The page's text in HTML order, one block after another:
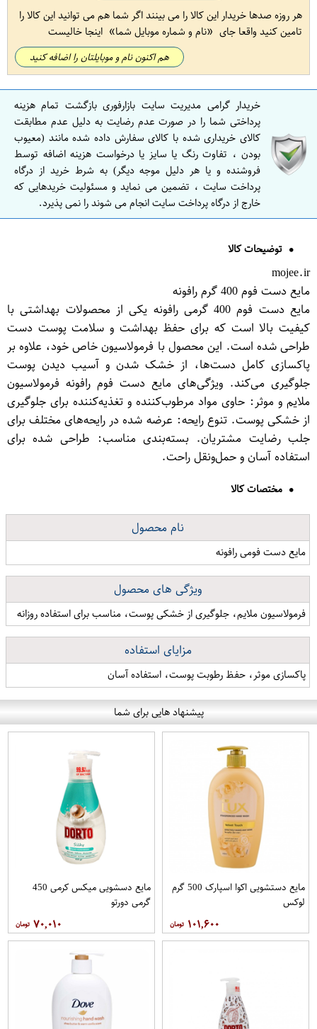
هر روزه صدها خریدار این کالا را می بینند اگر شما هم می توانید این کالا را
تامین کنید واقعا جای
نام و شماره موبایل شما اینجا خالیست
هم اکنون نام و موبایلتان را اضافه کنید
خریدار گرامی مدیریت سایت بازارفوری بازگشت تمام هزینه
پرداختی شما را در صورت عدم رضایت به دلیل عدم مطابقت
کالای خریداری شده با کالای سفارش داده شده مانند (معیوب
بودن ، تفاوت رنگ یا سایز یا درخواست هزینه اضافه توسط
فروشنده و یا هر دلیل موجه دیگر) به شرط خرید از درگاه
پرداخت سایت ، تضمین می نماید و مسئولیت خریدهایی که
خارج از درگاه پرداخت سایت انجام می شوند را نمی پذیرد.
توضیحات کالا
mojee.ir
مایع دست فوم 400 گرم رافونه
مایع دست فوم 400 گرمی رافونه یکی از محصولات بهداشتی با
کیفیت بالا است که برای حفظ بهداشت و سلامت پوست دست
طراحی شده است. این محصول با فرمولاسیون خاص خود، علاوه بر
پاکسازی کامل دست‌ها، از خشک شدن و آسیب دیدن پوست
جلوگیری می‌کند. ویژگی‌های مایع دست فوم رافونه فرمولاسیون
ملایم و موثر: حاوی مواد مرطوب‌کننده و تغذیه‌کننده برای جلوگیری
از خشکی پوست. تنوع رایحه: عرضه شده در رایحه‌های مختلف برای
جلب رضایت مشتریان. بسته‌بندی مناسب: طراحی شده برای
استفاده آسان و حمل‌ونقل راحت.
مختصات کالا
نام محصول
مایع دست فومی رافونه
ویژگی های محصول
فرمولاسیون ملایم، جلوگیری از خشکی پوست، مناسب برای استفاده روزانه
مزایای استفاده
پاکسازی موثر، حفظ رطوبت پوست، استفاده آسان
پیشنهاد هایی برای شما
مایع دستشویی اکوا اسپارک 500 گرم
لوکس
۱۰۱,۶۰۰
مایع دسشویی میکس کرمی 450
گرمی دورتو
۷۰,۰۱۰